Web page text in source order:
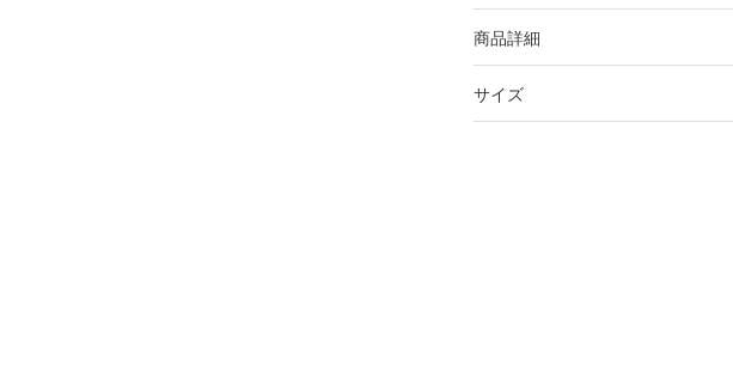
商品詳細
サイズ